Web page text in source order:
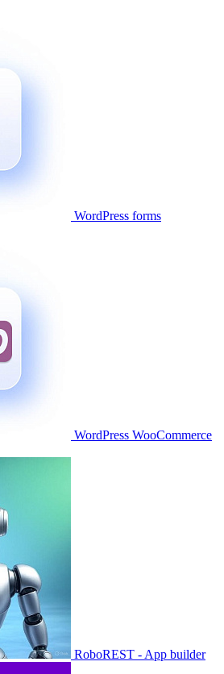
WordPress forms
WordPress WooCommerce
RoboREST - App builder